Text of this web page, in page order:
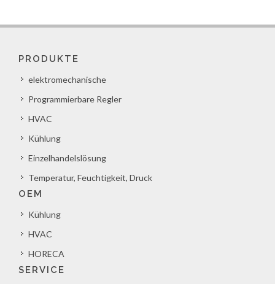
PRODUKTE
elektromechanische
Programmierbare Regler
HVAC
Kühlung
Einzelhandelslösung
Temperatur, Feuchtigkeit, Druck
OEM
Kühlung
HVAC
HORECA
SERVICE